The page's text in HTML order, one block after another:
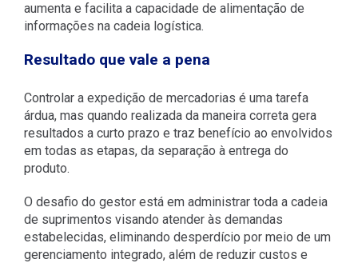
aumenta e facilita a capacidade de alimentação de
informações na cadeia logística.
Resultado que vale a pena
Controlar a expedição de mercadorias é uma tarefa
árdua, mas quando realizada da maneira correta gera
resultados a curto prazo e traz benefício ao envolvidos
em todas as etapas, da separação à entrega do
produto.
O desafio do gestor está em administrar toda a cadeia
de suprimentos visando atender às demandas
estabelecidas, eliminando desperdício por meio de um
gerenciamento integrado, além de reduzir custos e